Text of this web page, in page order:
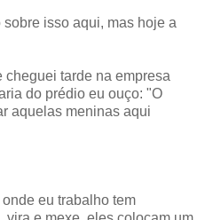
isso aqui, mas hoje a
cheguei tarde na empresa
do prédio eu ouço: "O
aquelas meninas aqui
eu trabalho tem